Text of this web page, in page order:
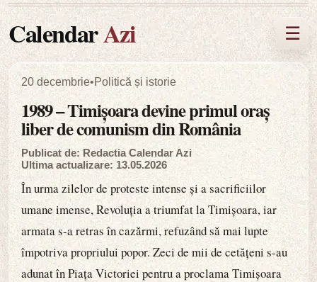
CalendarAzi ☰
20 decembrie•Politică și istorie
1989 – Timișoara devine primul oraș
liber de comunism din România
Publicat de: Redactia Calendar Azi
Ultima actualizare: 13.05.2026
În urma zilelor de proteste intense și a sacrificiilor
umane imense, Revoluția a triumfat la Timișoara, iar
armata s-a retras în cazărmi, refuzând să mai lupte
împotriva propriului popor. Zeci de mii de cetățeni s-au
adunat în Piața Victoriei pentru a proclama Timișoara